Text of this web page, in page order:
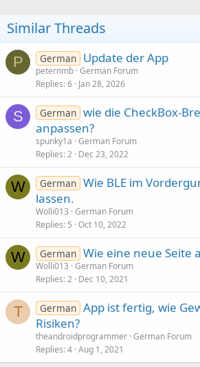
Similar Threads
P German Update der App
peternmb German Forum
Replies 6 Jan 28, 2026
S German wie die CheckBox-
anpassen?
spunky1a German Forum
Replies 2 Dec 23, 2022
W German Wie BLE im
lassen.
Wolli013 German Forum
Replies 5 Oct 10, 2022
W German Wie eine neue Seite
Wolli013 German Forum
Replies 2 Dec 10, 2021
T German App ist fertig, wie
Risiken?
theandroidprogrammer German Forum
Replies 4 Aug 1, 2021